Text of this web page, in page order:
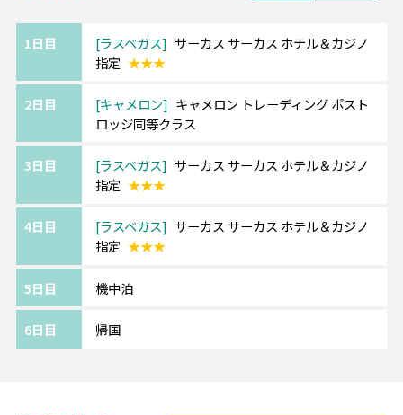
1日目 ラスベガス
サーカス サーカス ホテル＆カジノ
指定 ★★★
2日目 キャメロン
キャメロン トレーディング ポスト
ロッジ同等クラス
3日目 ラスベガス
サーカス サーカス ホテル＆カジノ
指定 ★★★
4日目 ラスベガス
サーカス サーカス ホテル＆カジノ
指定 ★★★
5日目 機中泊
6日目 帰国